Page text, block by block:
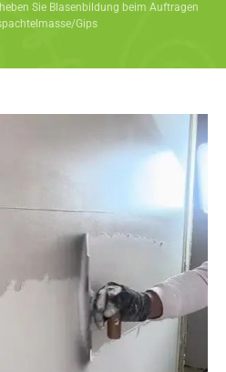
Sie Blasenbildung beim Auftragen
Gips